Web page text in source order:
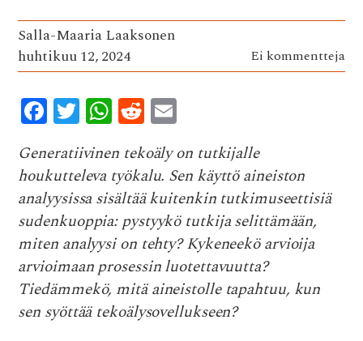
Salla-Maaria Laaksonen
huhtikuu 12, 2024
Ei kommentteja
F
ac
e
b
o
o
k
T
w
it
te
r
W
h
at
s
A
p
p
R
e
d
di
t
ai
l
Generatiivinen tekoäly on tutkijalle
houkutteleva työkalu. Sen käyttö aineiston
analyysissa sisältää kuitenkin tutkimuseettisiä
sudenkuoppia: pystyykö tutkija selittämään,
miten analyysi on tehty? Kykeneekö arvioija
arvioimaan prosessin luotettavuutta?
Tiedämmekö, mitä aineistolle tapahtuu, kun
sen syöttää tekoälysovellukseen?